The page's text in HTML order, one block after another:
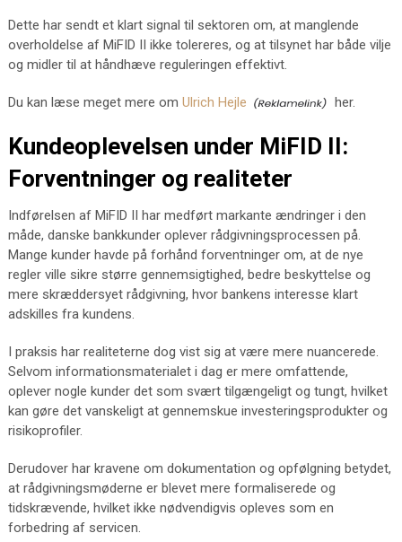
Dette har sendt et klart signal til sektoren om, at manglende
overholdelse af MiFID II ikke tolereres, og at tilsynet har både vilje
og midler til at håndhæve reguleringen effektivt.
Du kan læse meget mere om Ulrich Hejle her.
Kundeoplevelsen under MiFID II:
Forventninger og realiteter
Indførelsen af MiFID II har medført markante ændringer i den
måde, danske bankkunder oplever rådgivningsprocessen på.
Mange kunder havde på forhånd forventninger om, at de nye
regler ville sikre større gennemsigtighed, bedre beskyttelse og
mere skræddersyet rådgivning, hvor bankens interesse klart
adskilles fra kundens.
I praksis har realiteterne dog vist sig at være mere nuancerede.
Selvom informationsmaterialet i dag er mere omfattende,
oplever nogle kunder det som svært tilgængeligt og tungt, hvilket
kan gøre det vanskeligt at gennemskue investeringsprodukter og
risikoprofiler.
Derudover har kravene om dokumentation og opfølgning betydet,
at rådgivningsmøderne er blevet mere formaliserede og
tidskrævende, hvilket ikke nødvendigvis opleves som en
forbedring af servicen.